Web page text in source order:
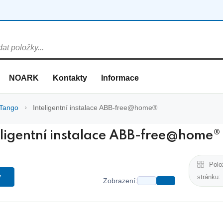
NOARK Kontakty Informace
Inteligentní instalace ABB-free@home®
instalace ABB-free@home®
Zobrazení:
stránku: